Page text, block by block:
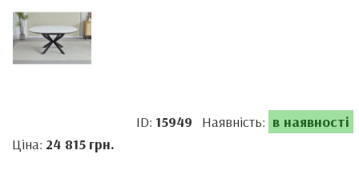
ID: 15949 Наявність: в наявності
Ціна: 24 815 грн.